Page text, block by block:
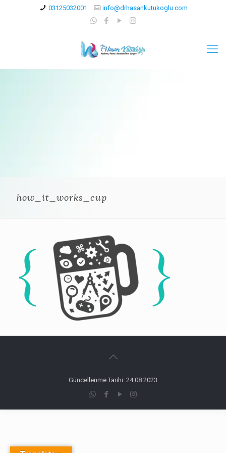
03125032001 info@drhasankutukoglu.com
how_it_works_cup
Güncellenme Tarihi: 24.08.2023